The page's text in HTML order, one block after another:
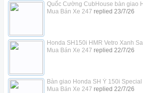
Quốc Cường CubHouse bàn giao
Mua Bán Xe 247 replied 23/7/26
Honda SH150i HMR Vetro Xanh
Mua Bán Xe 247 replied 22/7/26
Bàn giao Honda SH Ý 150i Special
Mua Bán Xe 247 replied 22/7/26